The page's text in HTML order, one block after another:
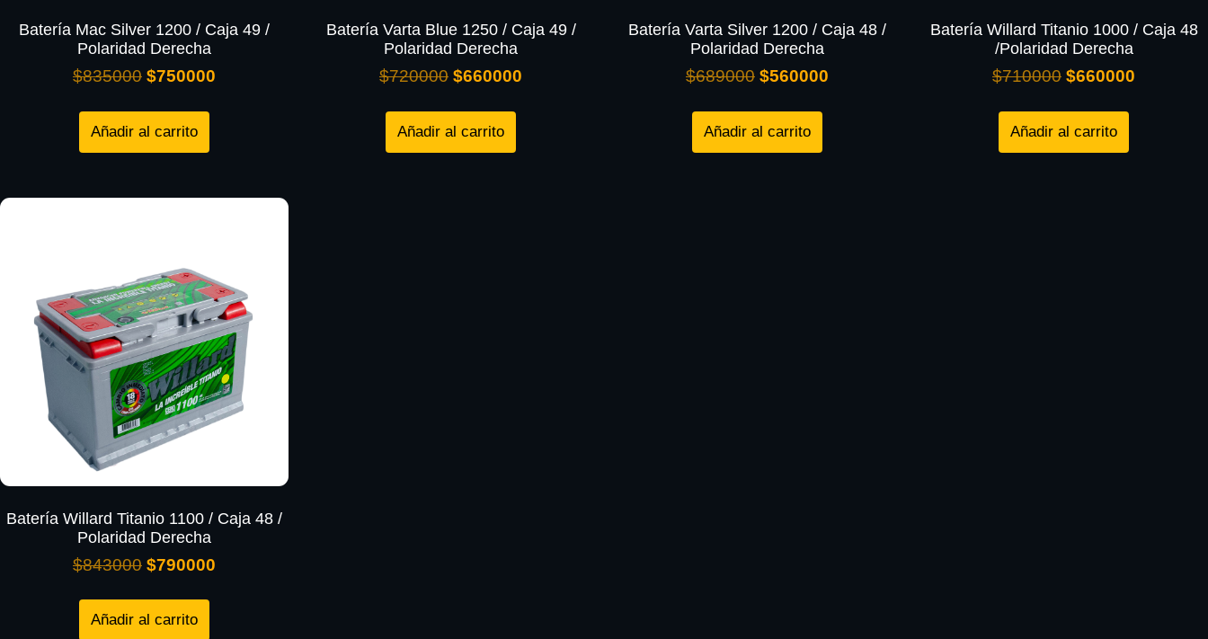
Batería Mac Silver 1200 / Caja 49 /
Polaridad Derecha
$835000 $750000
Añadir al carrito
Batería Varta Blue 1250 / Caja 49 /
Polaridad Derecha
$720000 $660000
Añadir al carrito
Batería Varta Silver 1200 / Caja 48 /
Polaridad Derecha
$689000 $560000
Añadir al carrito
Batería Willard Titanio 1000 / Caja 48
/Polaridad Derecha
$710000 $660000
Añadir al carrito
Batería Willard Titanio 1100 / Caja 48 /
Polaridad Derecha
$843000 $790000
Añadir al carrito